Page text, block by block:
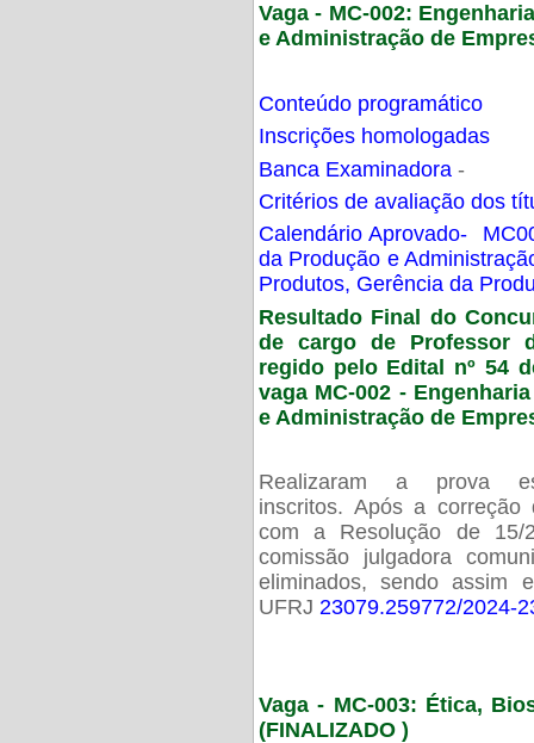
Vaga - MC-002:
e Administração de
Conteúdo programático
Inscrições homologadas
Banca Examinadora -
Critérios de avaliação dos
Calendário Aprovado-
da Produção e
Produtos, Gerência da
Resultado Final do
de cargo de Professor
regido pelo Edital nº 54
vaga MC-002 -
e Administração de
Realizaram a prova
inscritos. Após a
com a Resolução de 15/
comissão julgadora
eliminados, sendo assim
UFRJ 23079.259772/2024-
Vaga - MC-003: Ética,
(FINALIZADO )